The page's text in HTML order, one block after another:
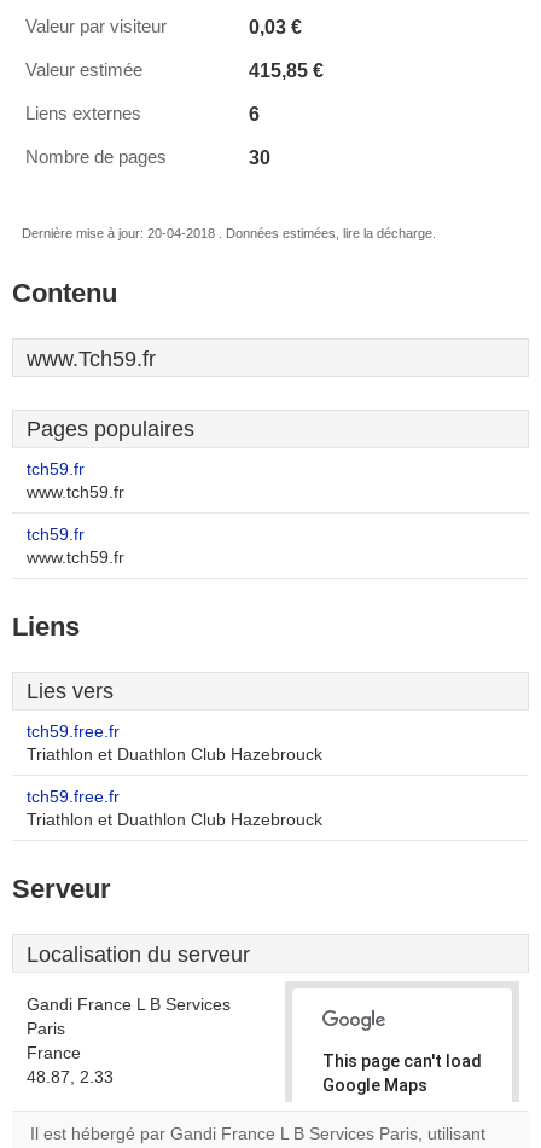
Valeur par visiteur 0,03 €
Valeur estimée 415,85 €
Liens externes 6
Nombre de pages 30
Dernière mise à jour: 20-04-2018 . Données estimées, lire la décharge.
Contenu
www.Tch59.fr
Pages populaires
tch59.fr
www.tch59.fr
tch59.fr
www.tch59.fr
Liens
Lies vers
tch59.free.fr
Triathlon et Duathlon Club Hazebrouck
tch59.free.fr
Triathlon et Duathlon Club Hazebrouck
Serveur
Localisation du serveur
Gandi France L B Services
Paris
France
48.87, 2.33
This page can't load
Google Maps
correctly.
Il est hébergé par Gandi France L B Services Paris, utilisant